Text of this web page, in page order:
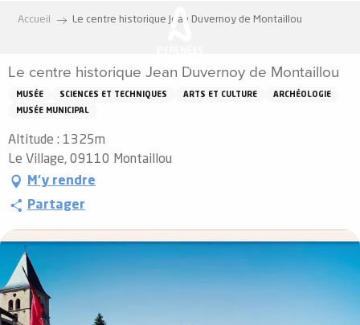
principal
Accueil Le centre historique Jean Duvernoy de Montaillou
Le centre historique Jean Duvernoy de Montaillou
MUSÉE SCIENCES ET TECHNIQUES ARTS ET CULTURE
ARCHÉOLOGIE
MUSÉE MUNICIPAL
Altitude : 1325m
Le Village, 09110 Montaillou
M'y rendre
Partager